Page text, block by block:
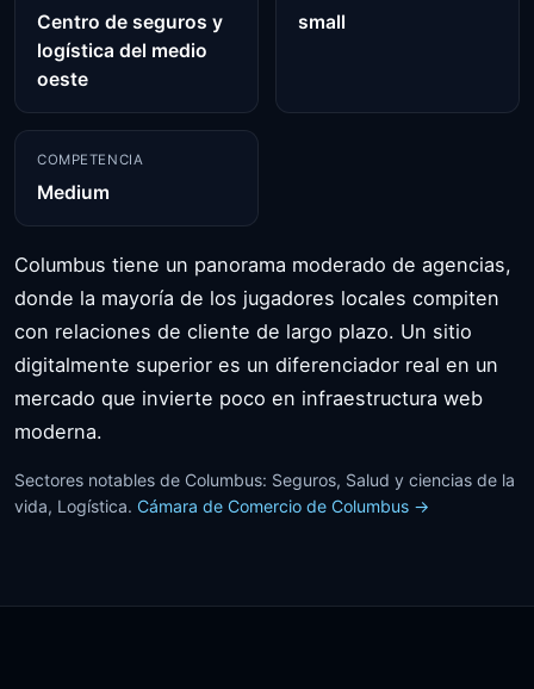
Centro de seguros y
logística del medio
oeste
small
COMPETENCIA
Medium
Columbus tiene un panorama moderado de agencias,
donde la mayoría de los jugadores locales compiten
con relaciones de cliente de largo plazo. Un sitio
digitalmente superior es un diferenciador real en un
mercado que invierte poco en infraestructura web
moderna.
Sectores notables de Columbus: Seguros, Salud y ciencias de la
vida, Logística. Cámara de Comercio de Columbus →